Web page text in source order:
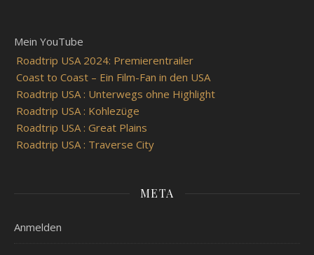
Mein YouTube
Roadtrip USA 2024: Premierentrailer
Coast to Coast – Ein Film-Fan in den USA
Roadtrip USA : Unterwegs ohne Highlight
Roadtrip USA : Kohlezüge
Roadtrip USA : Great Plains
Roadtrip USA : Traverse City
META
Anmelden